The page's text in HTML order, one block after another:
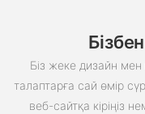
Біз жеке дизайн
талаптарға сай өмір
веб-сайтқа кіріңіз